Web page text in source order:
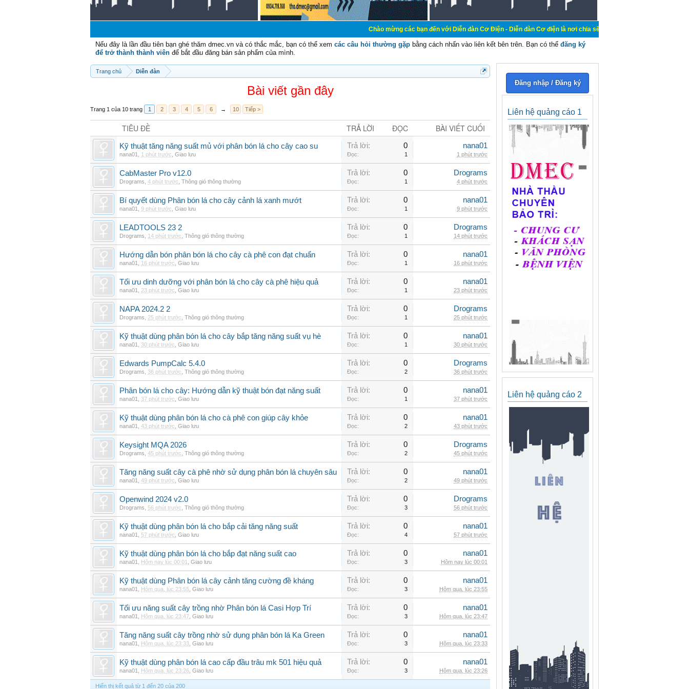
Chào mừng các bạn đến với Diễn đàn Cơ Điện - Diễn đàn Cơ điện là nơi chia sẽ kiến thức kinh nghiệm trong lãnh vực
Nếu đây là lần đầu tiên bạn ghé thăm dmec.vn và có thắc mắc, bạn có thể xem các câu hỏi thường gặp bằng cách nhấn vào liên kết bên trên. Bạn có thể đăng ký
để trở thành thành viên để bắt đầu đăng bán sản phẩm của mình.
Trang chủ Diễn đàn
Bài viết gần đây
Trang 1 của 10 trang 1 2 3 4 5 6 → 10 Tiếp >
TIÊU ĐỀ TRẢ LỜI ĐỌC BÀI VIẾT CUỐI
Kỹ thuật tăng năng suất mủ với phân bón lá cho cây cao su
nana01 1 phút trước Giao lưu
Trả lời: 0
Đọc: 1
nana01
1 phút trước
CabMaster Pro v12.0
Drograms 4 phút trước Thông gió thông thường
Trả lời: 0
Đọc: 1
Drograms
4 phút trước
Bí quyết dùng Phân bón lá cho cây cảnh lá xanh mướt
nana01 9 phút trước Giao lưu
Trả lời: 0
Đọc: 1
nana01
9 phút trước
LEADTOOLS 23 2
Drograms 14 phút trước Thông gió thông thường
Trả lời: 0
Đọc: 1
Drograms
14 phút trước
Hướng dẫn bón phân bón lá cho cây cà phê con đạt chuẩn
nana01 16 phút trước Giao lưu
Trả lời: 0
Đọc: 1
nana01
16 phút trước
Tối ưu dinh dưỡng với phân bón lá cho cây cà phê hiệu quả
nana01 23 phút trước Giao lưu
Trả lời: 0
Đọc: 1
nana01
23 phút trước
NAPA 2024.2 2
Drograms 25 phút trước Thông gió thông thường
Trả lời: 0
Đọc: 1
Drograms
25 phút trước
Kỹ thuật dùng phân bón lá cho cây bắp tăng năng suất vụ hè
nana01 30 phút trước Giao lưu
Trả lời: 0
Đọc: 1
nana01
30 phút trước
Edwards PumpCalc 5.4.0
Drograms 36 phút trước Thông gió thông thường
Trả lời: 0
Đọc: 2
Drograms
36 phút trước
Phân bón lá cho cây: Hướng dẫn kỹ thuật bón đạt năng suất
nana01 37 phút trước Giao lưu
Trả lời: 0
Đọc: 1
nana01
37 phút trước
Kỹ thuật dùng phân bón lá cho cà phê con giúp cây khỏe
nana01 43 phút trước Giao lưu
Trả lời: 0
Đọc: 2
nana01
43 phút trước
Keysight MQA 2026
Drograms 45 phút trước Thông gió thông thường
Trả lời: 0
Đọc: 2
Drograms
45 phút trước
Tăng năng suất cây cà phê nhờ sử dụng phân bón lá chuyên sâu
nana01 49 phút trước Giao lưu
Trả lời: 0
Đọc: 2
nana01
49 phút trước
Openwind 2024 v2.0
Drograms 56 phút trước Thông gió thông thường
Trả lời: 0
Đọc: 3
Drograms
56 phút trước
Kỹ thuật dùng phân bón lá cho bắp cải tăng năng suất
nana01 57 phút trước Giao lưu
Trả lời: 0
Đọc: 4
nana01
57 phút trước
Kỹ thuật dùng phân bón lá cho bắp đạt năng suất cao
nana01 Hôm nay lúc 00:01 Giao lưu
Trả lời: 0
Đọc: 3
nana01
Hôm nay lúc 00:01
Kỹ thuật dùng Phân bón lá cây cảnh tăng cường đề kháng
nana01 Hôm qua, lúc 23:55 Giao lưu
Trả lời: 0
Đọc: 3
nana01
Hôm qua, lúc 23:55
Tối ưu năng suất cây trồng nhờ Phân bón lá Casi Hợp Trí
nana01 Hôm qua, lúc 23:47 Giao lưu
Trả lời: 0
Đọc: 3
nana01
Hôm qua, lúc 23:47
Tăng năng suất cây trồng nhờ sử dụng phân bón lá Ka Green
nana01 Hôm qua, lúc 23:33 Giao lưu
Trả lời: 0
Đọc: 3
nana01
Hôm qua, lúc 23:33
Kỹ thuật dùng phân bón lá cao cấp đầu trâu mk 501 hiệu quả
nana01 Hôm qua, lúc 23:26 Giao lưu
Trả lời: 0
Đọc: 3
nana01
Hôm qua, lúc 23:26
Hiển thị kết quả từ 1 đến 20 của 200
Đăng nhập / Đăng ký
Liên hệ quảng cáo 1
Liên hệ quảng cáo 2